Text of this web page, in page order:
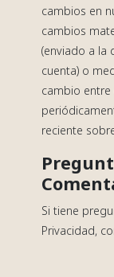
cambios en
cambios
(enviado a la
cuenta) o
cambio entre
reciente
Si tiene
Privacidad,